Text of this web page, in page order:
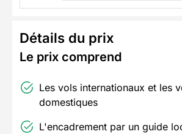
Détails du prix
Le prix comprend
Les vols internationaux et les
domestiques
L'encadrement par un guide